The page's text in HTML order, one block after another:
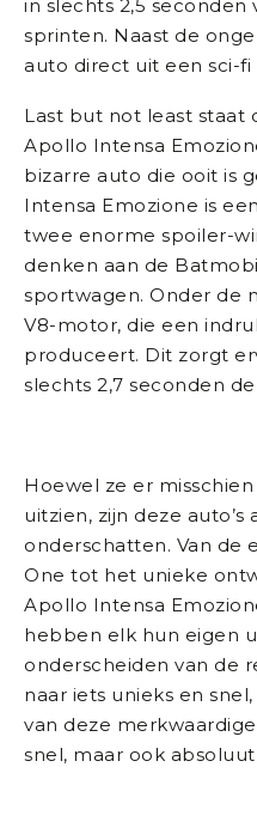
in slechts 2,5 seconden
sprinten. Naast de
auto direct uit een sci-
Last but not least staat
Apollo Intensa
bizarre auto die ooit is
Intensa Emozione is
twee enorme spoiler-
denken aan de
sportwagen. Onder de
V8-motor, die een
produceert. Dit zorgt
slechts 2,7 seconden
Hoewel ze er
uitzien, zijn deze
onderschatten. Van de
One tot het unieke
Apollo Intensa
hebben elk hun eigen
onderscheiden van de
naar iets unieks en
van deze
snel, maar ook